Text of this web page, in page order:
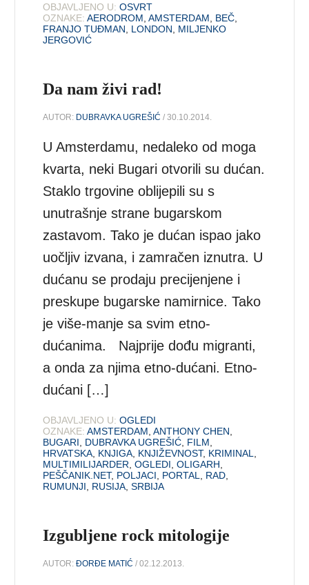
OBJAVLJENO U: OSVRT
OZNAKE: AERODROM,AMSTERDAM, BEČ,
FRANJO TUĐMAN, LONDON, MILJENKO
JERGOVIĆ
Da nam živi rad!
AUTOR: DUBRAVKA UGREŠIĆ / 30.10.2014.
U Amsterdamu, nedaleko od moga
kvarta, neki Bugari otvorili su dućan.
Staklo trgovine oblijepili su s
unutrašnje strane bugarskom
zastavom. Tako je dućan ispao jako
uočljiv izvana, i zamračen iznutra. U
dućanu se prodaju precijenjene i
preskupe bugarske namirnice. Tako
je više-manje sa svim etno-
dućanima. Najprije dođu migranti,
a onda za njima etno-dućani. Etno-
dućani […]
OBJAVLJENO U: OGLEDI
OZNAKE: AMSTERDAM,ANTHONY CHEN,
BUGARI, DUBRAVKA UGREŠIĆ, FILM,
HRVATSKA, KNJIGA, KNJIŽEVNOST, KRIMINAL,
MULTIMILIJARDER,OGLEDI,OLIGARH,
PEŠČANIK.NET, POLJACI, PORTAL, RAD,
RUMUNJI, RUSIJA,SRBIJA
Izgubljene rock mitologije
AUTOR:ĐORĐE MATIĆ / 02.12.2013.